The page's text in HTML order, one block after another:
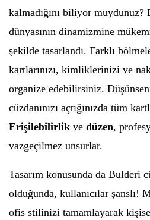
kalmadığını biliyor muydunuz?
dünyasının dinamizmine
şekilde tasarlandı. Farklı
kartlarınızı, kimliklerinizi ve
organize edebilirsiniz.
cüzdanınızı açtığınızda tüm
Erişilebilirlik ve düzen,
vazgeçilmez unsurlar.
Tasarım konusunda da Bulderi
olduğunda, kullanıcılar şanslı!
ofis stilinizi tamamlayarak